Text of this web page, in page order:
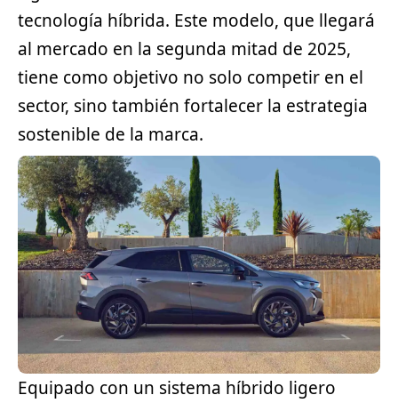
tecnología híbrida. Este modelo, que llegará
al mercado en la segunda mitad de 2025,
tiene como objetivo no solo competir en el
sector, sino también fortalecer la estrategia
sostenible de la marca.
Equipado con un sistema híbrido ligero